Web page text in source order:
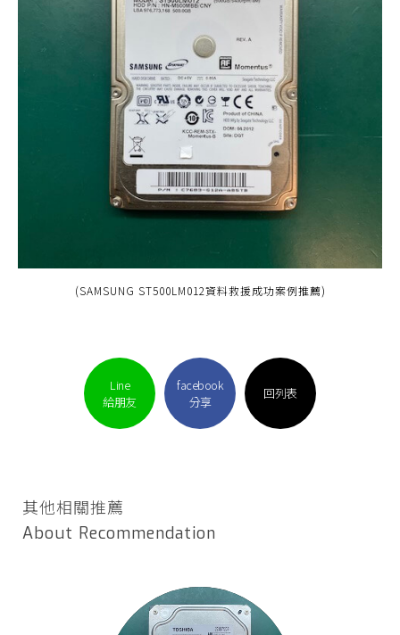
(SAMSUNG ST500LM012資料救援成功案例推薦)
Line
給朋友
facebook
分享
回列表
其他相關推薦
About Recommendation